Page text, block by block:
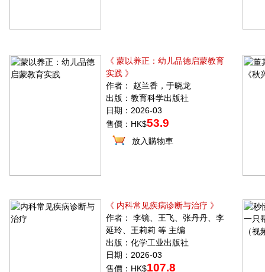
《 蒙以养正：幼儿品德启蒙教育
实践 》
作者： 赵兰香，于晓龙
出版：教育科学出版社
日期：2026-03
售價：HK$53.9
放入購物車
《 内科常见疾病诊断与治疗 》
作者： 李镜、王飞、张丹丹、李
延玲、王莉莉 等 主编
出版：化学工业出版社
日期：2026-03
售價：HK$107.8